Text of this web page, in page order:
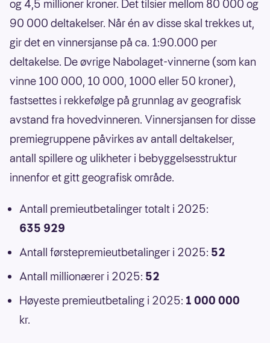
og 4,5 millioner kroner. Det tilsier mellom 80 000 og
90 000 deltakelser. Når én av disse skal trekkes ut,
gir det en vinnersjanse på ca. 1:90.000 per
deltakelse. De øvrige Nabolaget-vinnerne (som kan
vinne 100 000, 10 000, 1000 eller 50 kroner),
fastsettes i rekkefølge på grunnlag av geografisk
avstand fra hovedvinneren. Vinnersjansen for disse
premiegruppene påvirkes av antall deltakelser,
antall spillere og ulikheter i bebyggelsesstruktur
innenfor et gitt geografisk område.
Antall premieutbetalinger totalt i 2025:
635 929
Antall førstepremieutbetalinger i 2025: 52
Antall millionærer i 2025: 52
Høyeste premieutbetaling i 2025: 1 000 000
kr.